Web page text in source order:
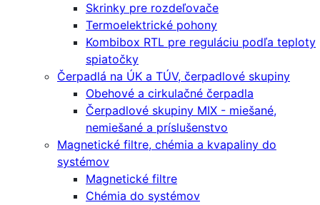
Skrinky pre rozdeľovače
Termoelektrické pohony
Kombibox RTL pre reguláciu podľa teploty
spiatočky
Čerpadlá na ÚK a TÚV, čerpadlové skupiny
Obehové a cirkulačné čerpadla
Čerpadlové skupiny MIX - miešané,
nemiešané a príslušenstvo
Magnetické filtre, chémia a kvapaliny do
systémov
Magnetické filtre
Chémia do systémov